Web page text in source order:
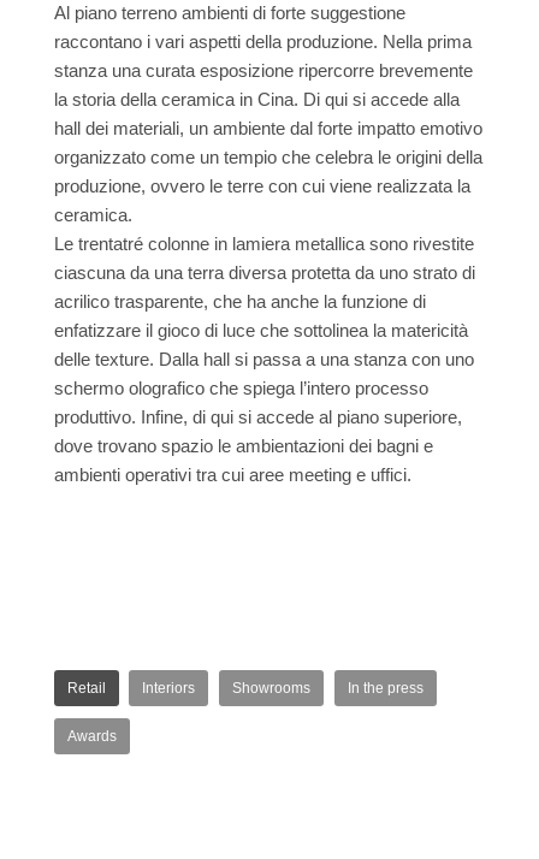
Al piano terreno ambienti di forte suggestione
raccontano i vari aspetti della produzione. Nella prima
stanza una curata esposizione ripercorre brevemente
la storia della ceramica in Cina. Di qui si accede alla
hall dei materiali, un ambiente dal forte impatto emotivo
organizzato come un tempio che celebra le origini della
produzione, ovvero le terre con cui viene realizzata la
ceramica.
Le trentatré colonne in lamiera metallica sono rivestite
ciascuna da una terra diversa protetta da uno strato di
acrilico trasparente, che ha anche la funzione di
enfatizzare il gioco di luce che sottolinea la matericità
delle texture. Dalla hall si passa a una stanza con uno
schermo olografico che spiega l’intero processo
produttivo. Infine, di qui si accede al piano superiore,
dove trovano spazio le ambientazioni dei bagni e
ambienti operativi tra cui aree meeting e uffici.
Retail Interiors Showrooms In the press
Awards